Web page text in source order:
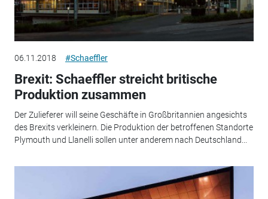
06.11.2018 #Schaeffler
Brexit: Schaeffler streicht britische
Produktion zusammen
Der Zulieferer will seine Geschäfte in Großbritannien angesichts
des Brexits verkleinern. Die Produktion der betroffenen Standorte
Plymouth und Llanelli sollen unter anderem nach Deutschland...